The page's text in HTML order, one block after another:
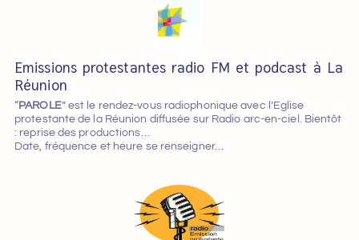
Emissions protestantes radio FM et podcast à La
Réunion
“PAROLE” est le rendez-vous radiophonique avec l’Eglise
protestante de la Réunion diffusée sur Radio arc-en-ciel. Bientôt
: reprise des productions…
Date, fréquence et heure se renseigner…